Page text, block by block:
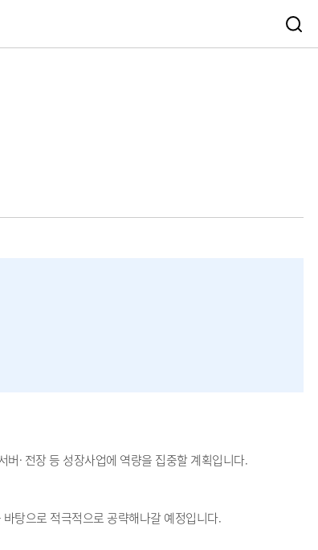
· 전장 등 성장사업에 역량을 집중할 계획입니다.
탕으로 적극적으로 공략해나갈 예정입니다.